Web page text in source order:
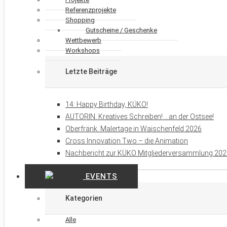
Referenzprojekte
Shopping
Gutscheine / Geschenke
Wettbewerb
Workshops
Letzte Beiträge
14: Happy Birthday, KÜKO!
AUTORIN: Kreatives Schreiben! …an der Ostsee!
Oberfränk. Malertage in Waischenfeld 2026
Cross Innovation Two – die Animation
Nachbericht zur KÜKO Mitgliederversammlung
EVENTS
Kategorien
Alle